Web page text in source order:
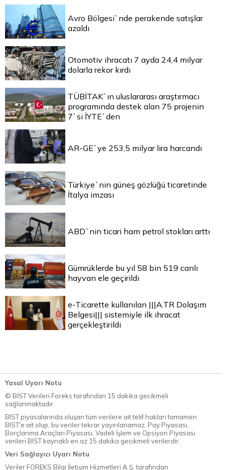
Avro Bölgesi`nde perakende satışlar
azaldı
Otomotiv ihracatı 7 ayda 24,4 milyar
dolarla rekor kırdı
TÜBİTAK`ın uluslararası araştırmacı
programında destek alan 75 projenin
7`si İYTE`den
AR-GE`ye 253,5 milyar lira harcandı
Türkiye`nin güneş gözlüğü ticaretinde
İtalya imzası
ABD`nin ticari ham petrol stokları arttı
Gümrüklerde bu yıl 58 bin 519 canlı
hayvan ele geçirildi
e-Ticarette kullanılan |||A.TR Dolaşım
Belgesi||| sistemiyle ilk ihracat
gerçekleştirildi
Yasal Uyarı Notu
© BİST Verileri Foreks tarafından 15 dakika gecikmeli
sağlanmaktadır.
BIST piyasalarında oluşan tüm verilere ait telif hakları tamamen
BIST'e ait olup, bu veriler tekrar yayınlanamaz. Pay Piyasası,
Borçlanma Araçları Piyasası, Vadeli İşlem ve Opsiyon Piyasası
verileri BIST kaynaklı en az 15 dakika gecikmeli verilerdir.
Veri Sağlayıcı Uyarı Notu
Veriler FOREKS Bilgi İletişim Hizmetleri A.Ş. tarafından